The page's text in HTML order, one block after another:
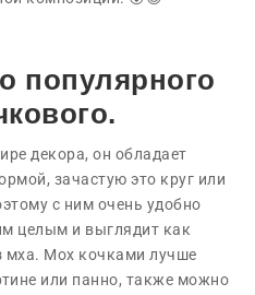
популярного
декора, он обладает
зачастую это круг или
с ним очень удобно
целым и выглядит как
мха. Мох кочками лучше
или панно, также можно